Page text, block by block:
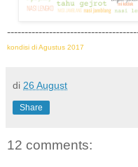
kondisi di Agustus 2017
di 26 August
Share
12 comments: